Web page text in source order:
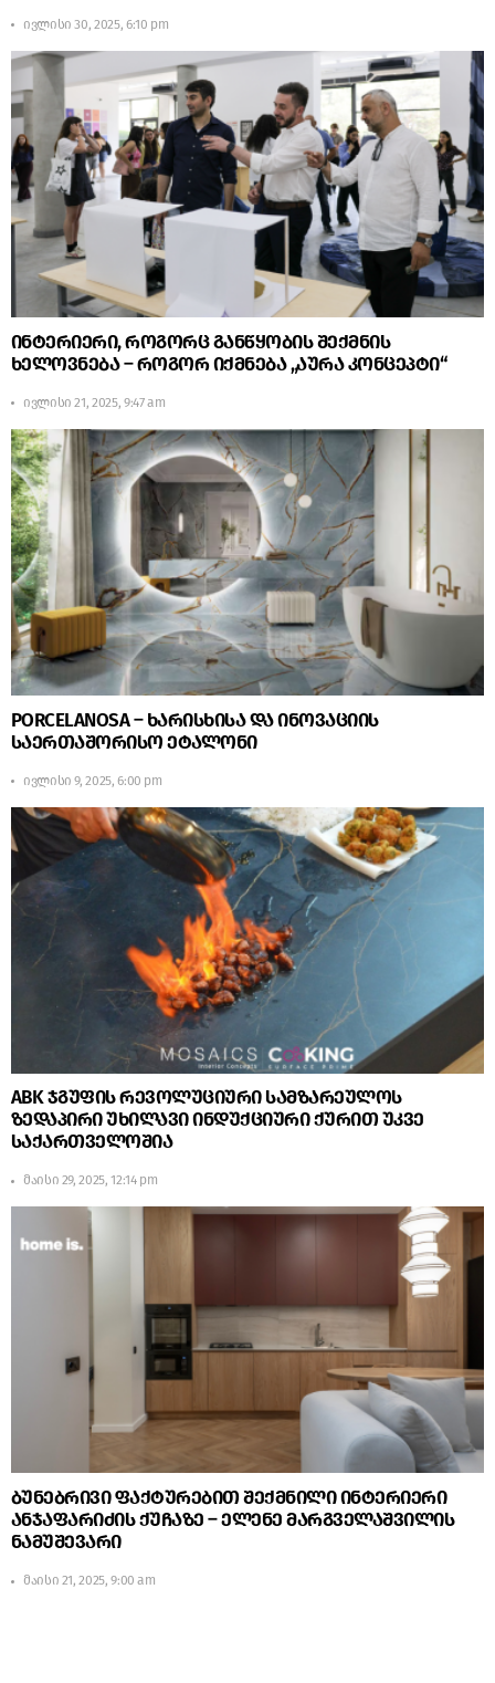
ივლისი 30, 2025, 6:10 pm
ინტერიერი, როგორც განწყობის შექმნის
ხელოვნება – როგორ იქმნება „აურა კონცეპტი“
ივლისი 21, 2025, 9:47 am
PORCELANOSA – ხარისხისა და ინოვაციის
საერთაშორისო ეტალონი
ივლისი 9, 2025, 6:00 pm
ABK ჯგუფის რევოლუციური სამზარეულოს
ზედაპირი უხილავი ინდუქციური ქურით უკვე
საქართველოშია
მაისი 29, 2025, 12:14 pm
ბუნებრივი ფაქტურებით შექმნილი ინტერიერი
ანჯაფარიძის ქუჩაზე – ელენე მარგველაშვილის
ნამუშევარი
მაისი 21, 2025, 9:00 am